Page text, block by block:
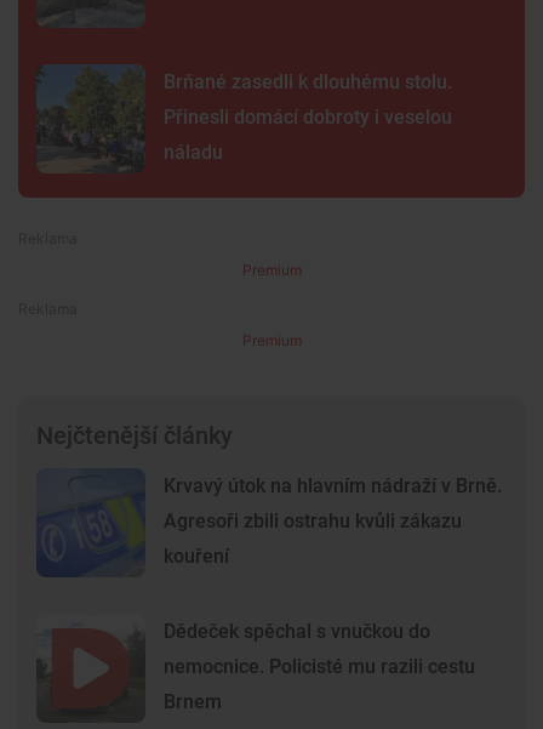
Brňané zasedli k dlouhému stolu.
Přinesli domácí dobroty i veselou
náladu
Premium
Premium
Nejčtenější články
Krvavý útok na hlavním nádraží v Brně.
Agresoři zbili ostrahu kvůli zákazu
kouření
Dědeček spěchal s vnučkou do
nemocnice. Policisté mu razili cestu
Brnem